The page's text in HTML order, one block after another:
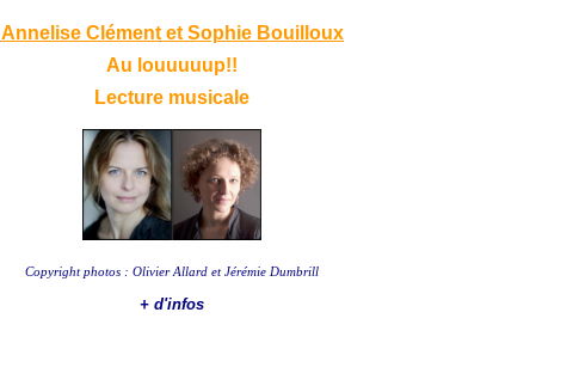
Annelise Clémentet Sophie Bouilloux
Au louuuuup!!
Lecture musicale
Copyright photos : Olivier Allard et Jérémie Dumbrill
+ d'infos